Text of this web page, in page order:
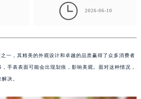
 2026-06-10
一，其精美的外观设计和卓越的品质赢得了众多消费者
手表表面可能会出现划痕，影响美观。面对这种情况，
决。